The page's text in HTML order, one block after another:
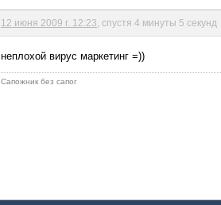
12 июня 2009 г. 12:23 , спустя 4 минуты 5 секунд
неплохой вирус маркетинг =))
Сапожник без сапог